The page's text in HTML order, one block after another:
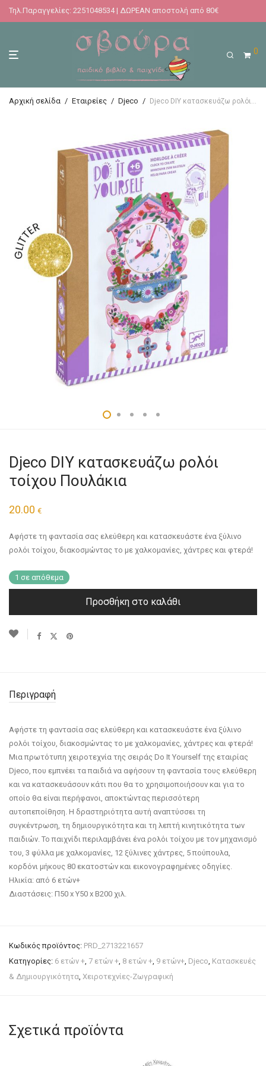
Τηλ.Παραγγελίες: 2251048534 | ΔΩΡΕΑΝ αποστολή από 80€
0
Αρχική σελίδα / Εταιρείες / Djeco / Djeco DIY κατασκευάζω ρολόι τοίχου Πουλάκια
Djeco DIY κατασκευάζω ρολόι
τοίχου Πουλάκια
20.00 €
Αφήστε τη φαντασία σας ελεύθερη και κατασκευάστε ένα ξύλινο
ρολόι τοίχου, διακοσμώντας το με χαλκομανίες, χάντρες και φτερά!
1 σε απόθεμα
Προσθήκη στο καλάθι
Περιγραφή
Αφήστε τη φαντασία σας ελεύθερη και κατασκευάστε ένα ξύλινο
ρολόι τοίχου, διακοσμώντας το με χαλκομανίες, χάντρες και φτερά!
Μια πρωτότυπη χειροτεχνία της σειράς Do It Yourself της εταιρίας
Djeco, που εμπνέει τα παιδιά να αφήσουν τη φαντασία τους ελεύθερη
και να κατασκευάσουν κάτι που θα το χρησιμοποιήσουν και για το
οποίο θα είναι περήφανοι, αποκτώντας περισσότερη
αυτοπεποίθηση. Η δραστηριότητα αυτή αναπτύσσει τη
συγκέντρωση, τη δημιουργικότητα και τη λεπτή κινητικότητα των
παιδιών. Το παιχνίδι περιλαμβάνει ένα ρολόι τοίχου με τον μηχανισμό
του, 3 φύλλα με χαλκομανίες, 12 ξύλινες χάντρες, 5 πούπουλα,
κορδόνι μήκους 80 εκατοστών και εικονογραφημένες οδηγίες.
Ηλικία: από 6 ετών+
Διαστάσεις: Π50 x Y50 x Β200 χιλ.
Κωδικός προϊόντος: PRD_2713221657
Κατηγορίες: 6 ετών +, 7 ετών +, 8 ετών +, 9 ετών+, Djeco, Κατασκευές
& Δημιουργικότητα, Χειροτεχνίες-Ζωγραφική
Σχετικά προϊόντα